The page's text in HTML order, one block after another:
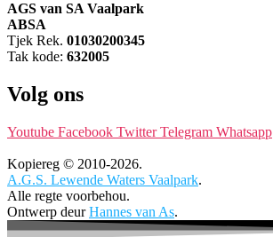
AGS van SA Vaalpark
ABSA
Tjek Rek. 01030200345
Tak kode: 632005
Volg ons
Youtube Facebook Twitter Telegram Whatsapp
Kopiereg © 2010-2026.
A.G.S. Lewende Waters Vaalpark.
Alle regte voorbehou.
Ontwerp deurHannes van As.